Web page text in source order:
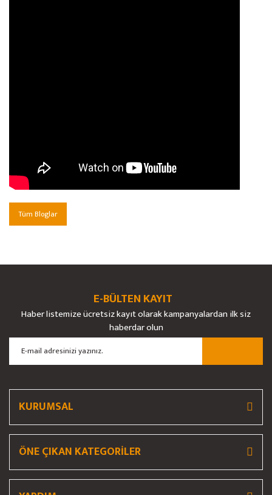
Tüm Bloglar
E-BÜLTEN KAYIT
Haber listemize ücretsiz kayıt olarak kampanyalardan ilk siz
haberdar olun
KURUMSAL
ÖNE ÇIKAN KATEGORİLER